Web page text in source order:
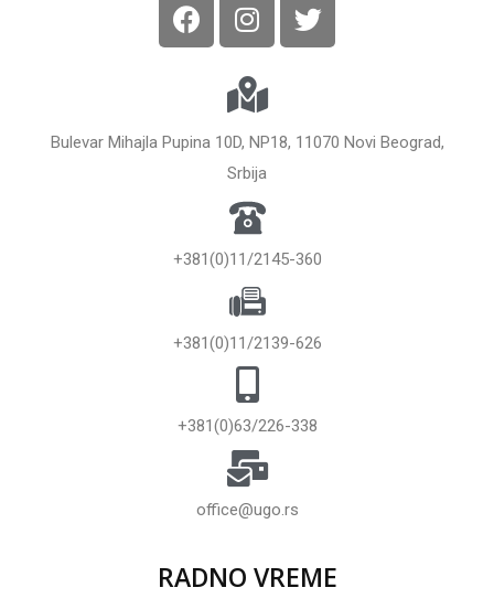
Bulevar Mihajla Pupina 10D, NP18, 11070 Novi Beograd,
Srbija
+381(0)11/2145-360
+381(0)11/2139-626
+381(0)63/226-338
office@ugo.rs
RADNO VREME